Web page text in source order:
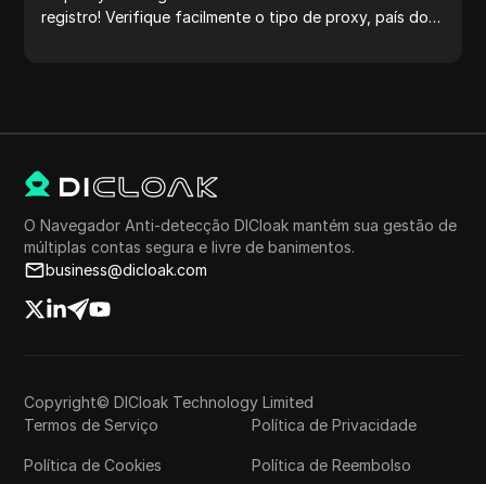
registro! Verifique facilmente o tipo de proxy, país do
O Navegador Anti-detecção DICloak mantém sua gestão de
múltiplas contas segura e livre de banimentos.
business@dicloak.com
Copyright© DICloak Technology Limited
Termos de Serviço
Política de Privacidade
Política de Cookies Política de Reembolso